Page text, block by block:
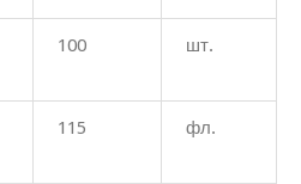
100 шт.
115 фл.